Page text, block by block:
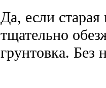
Да, если
тщательно
грунтовка. Без